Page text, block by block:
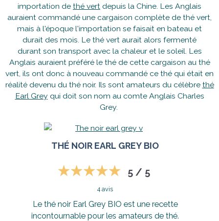
importation de thé vert depuis la Chine. Les Anglais
auraient commandé une cargaison complète de thé vert,
mais à l'époque l'importation se faisait en bateau et
durait des mois. Le thé vert aurait alors fermenté
durant son transport avec la chaleur et le soleil. Les
Anglais auraient préféré le thé de cette cargaison au thé
vert, ils ont donc à nouveau commandé ce thé qui était en
réalité devenu du thé noir. Ils sont amateurs du célèbre thé
Earl Grey qui doit son nom au comte Anglais Charles
Grey.
THÉ NOIR EARL GREY BIO
5 / 5
4 avis
Le thé noir Earl Grey BIO est une recette
incontournable pour les amateurs de thé.